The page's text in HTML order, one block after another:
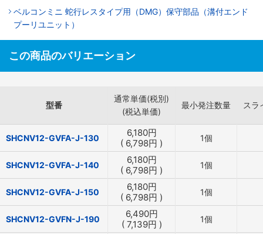
ベルコンミニ 蛇行レスタイプ用（DMG）保守部品（溝付エンド
プーリユニット）
この商品のバリエーション
型番
通常単価(税別)
(税込単価)
最小発注数量 スラ
SHCNV12-GVFA-J-130 6,180円
( 6,798円 ) 1個
SHCNV12-GVFA-J-140 6,180円
( 6,798円 ) 1個
SHCNV12-GVFA-J-150 6,180円
( 6,798円 ) 1個
SHCNV12-GVFN-J-190 6,490円
( 7,139円 ) 1個